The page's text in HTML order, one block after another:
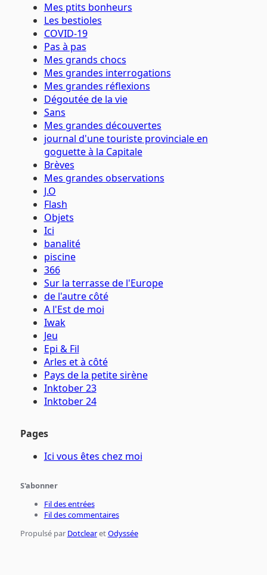
Mes ptits bonheurs
Les bestioles
COVID-19
Pas à pas
Mes grands chocs
Mes grandes interrogations
Mes grandes réflexions
Dégoutée de la vie
Sans
Mes grandes découvertes
journal d'une touriste provinciale en
goguette à la Capitale
Brèves
Mes grandes observations
J.O
Flash
Objets
Ici
banalité
piscine
366
Sur la terrasse de l'Europe
de l'autre côté
A l'Est de moi
Iwak
Jeu
Epi & Fil
Arles et à côté
Pays de la petite sirène
Inktober 23
Inktober 24
Pages
Ici vous êtes chez moi
S'abonner
Fil des entrées
Fil des commentaires
Propulsé par DotclearetOdyssée